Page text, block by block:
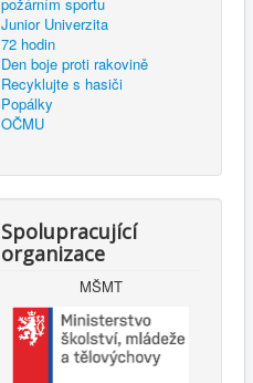
Junior Univerzita
72 hodin
Den boje proti rakovině
Recyklujte s hasiči
Popálky
OČMU
Spolupracující
organizace
MŠMT